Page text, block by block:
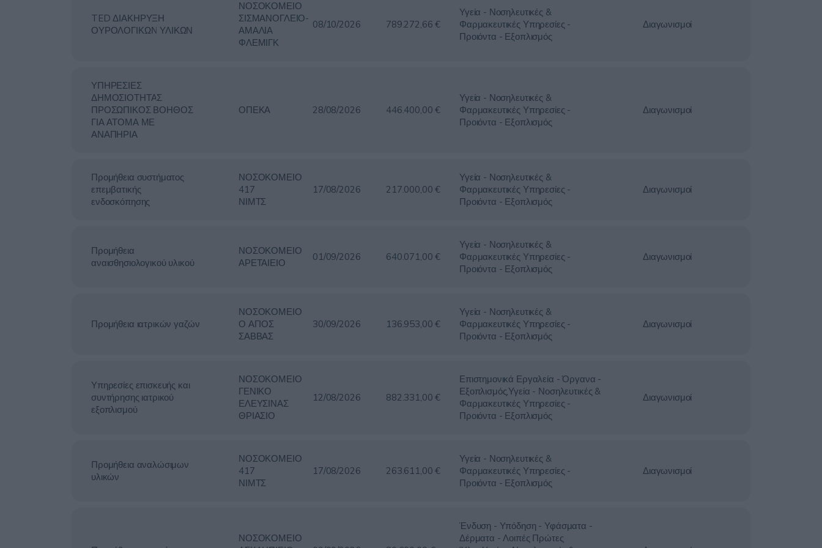
TED ΔΙΑΚΗΡΥΞΗ
ΟΥΡΟΛΟΓΙΚΩΝ ΥΛΙΚΩΝ
ΝΟΣΟΚΟΜΕΙΟ
ΣΙΣΜΑΝΟΓΛΕΙΟ-
ΑΜΑΛΙΑ
ΦΛΕΜΙΓΚ
08/10/2026 789.272,66 €
Υγεία - Νοσηλευτικές &
Φαρμακευτικές Υπηρεσίες -
Προιόντα - Εξοπλισμός
Διαγωνισμοί
ΥΠΗΡΕΣΙΕΣ
ΔΗΜΟΣΙΟΤΗΤΑΣ
ΠΡΟΣΩΠΙΚΟΣ ΒΟΗΘΟΣ
ΓΙΑ ΑΤΟΜΑ ΜΕ
ΑΝΑΠΗΡΙΑ
ΟΠΕΚΑ 28/08/2026 446.400,00 €
Υγεία - Νοσηλευτικές &
Φαρμακευτικές Υπηρεσίες -
Προιόντα - Εξοπλισμός
Διαγωνισμοί
Προμήθεια συστήματος
επεμβατικής
ενδοσκόπησης
ΝΟΣΟΚΟΜΕΙΟ
417
ΝΙΜΤΣ
17/08/2026 217.000,00 €
Υγεία - Νοσηλευτικές &
Φαρμακευτικές Υπηρεσίες -
Προιόντα - Εξοπλισμός
Διαγωνισμοί
Προμήθεια
αναισθησιολογικού υλικού
ΝΟΣΟΚΟΜΕΙΟ
ΑΡΕΤΑΙΕΙΟ
01/09/2026 640.071,00 €
Υγεία - Νοσηλευτικές &
Φαρμακευτικές Υπηρεσίες -
Προιόντα - Εξοπλισμός
Διαγωνισμοί
Προμήθεια ιατρικών γαζών
ΝΟΣΟΚΟΜΕΙΟ
Ο ΑΓΙΟΣ
ΣΑΒΒΑΣ
30/09/2026 136.953,00 €
Υγεία - Νοσηλευτικές &
Φαρμακευτικές Υπηρεσίες -
Προιόντα - Εξοπλισμός
Διαγωνισμοί
Υπηρεσίες επισκευής και
συντήρησης ιατρικού
εξοπλισμού
ΝΟΣΟΚΟΜΕΙΟ
ΓΕΝΙΚΟ
ΕΛΕΥΣΙΝΑΣ
ΘΡΙΑΣΙΟ
12/08/2026 882.331,00 €
Επιστημονικά Εργαλεία - Όργανα -
Εξοπλισμός,Υγεία - Νοσηλευτικές &
Φαρμακευτικές Υπηρεσίες -
Προιόντα - Εξοπλισμός
Διαγωνισμοί
Προμήθεια αναλώσιμων
υλικών
ΝΟΣΟΚΟΜΕΙΟ
417
ΝΙΜΤΣ
17/08/2026 263.611,00 €
Υγεία - Νοσηλευτικές &
Φαρμακευτικές Υπηρεσίες -
Προιόντα - Εξοπλισμός
Διαγωνισμοί
ΝΟΣΟΚΟΜΕΙΟ
Ένδυση - Υπόδηση - Υφάσματα -
Δέρματα - Λοιπές Πρώτες